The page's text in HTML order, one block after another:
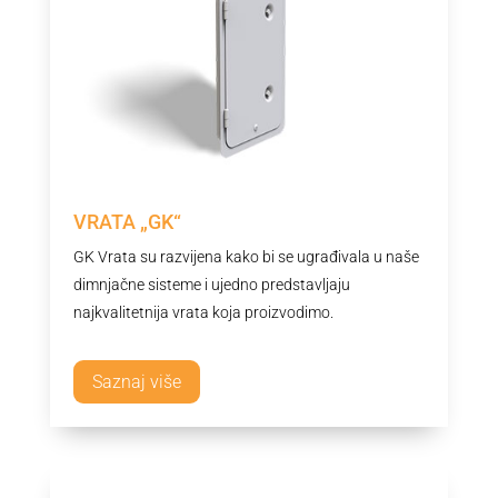
VRATA „GK“
GK Vrata su razvijena kako bi se ugrađivala u naše
dimnjačne sisteme i ujedno predstavljaju
najkvalitetnija vrata koja proizvodimo.
Saznaj više